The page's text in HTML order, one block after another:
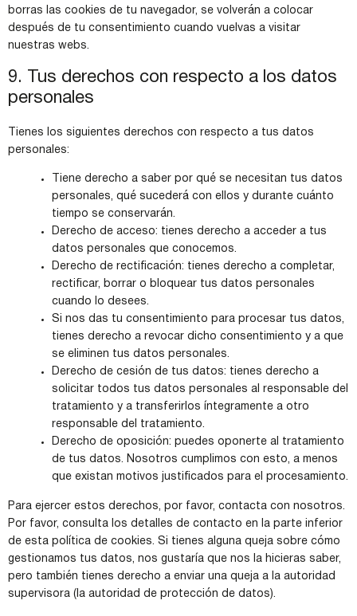
borras las cookies de tu navegador, se volverán a colocar
después de tu consentimiento cuando vuelvas a visitar
nuestras webs.
9. Tus derechos con respecto a los datos
personales
Tienes los siguientes derechos con respecto a tus datos
personales:
Tiene derecho a saber por qué se necesitan tus datos
personales, qué sucederá con ellos y durante cuánto
tiempo se conservarán.
Derecho de acceso: tienes derecho a acceder a tus
datos personales que conocemos.
Derecho de rectificación: tienes derecho a completar,
rectificar, borrar o bloquear tus datos personales
cuando lo desees.
Si nos das tu consentimiento para procesar tus datos,
tienes derecho a revocar dicho consentimiento y a que
se eliminen tus datos personales.
Derecho de cesión de tus datos: tienes derecho a
solicitar todos tus datos personales al responsable del
tratamiento y a transferirlos íntegramente a otro
responsable del tratamiento.
Derecho de oposición: puedes oponerte al tratamiento
de tus datos. Nosotros cumplimos con esto, a menos
que existan motivos justificados para el procesamiento.
Para ejercer estos derechos, por favor, contacta con nosotros.
Por favor, consulta los detalles de contacto en la parte inferior
de esta política de cookies. Si tienes alguna queja sobre cómo
gestionamos tus datos, nos gustaría que nos la hicieras saber,
pero también tienes derecho a enviar una queja a la autoridad
supervisora (la autoridad de protección de datos).